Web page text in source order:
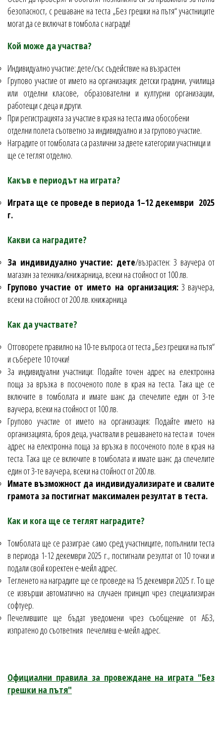
безопасност, с решаване на теста „Без грешки на пътя“ участниците
могат да се включат в томбола с награди!
Кой може да участва?
Индивидуално участие: дете/със съдействие на възрастен
Групово участие от името на организация: детски градини, училища
или отделни класове, образователни и културни организации,
работещи с деца и други.
При регистрацията за участие в края на теста има обособени
отделни полета съответно за индивидуално и за групово участие.
Наградите от томболата са различни за двете категории участници и
ще се теглят отделно.
Какъв е периодът на играта?
Играта ще се проведе в периода 1–12 декември 2025
г.
Какви са наградите?
За индивидуално участие: дете/възрастен: 3 ваучера от
магазин за техника/книжарница, всеки на стойност от 100 лв.
Групово участие от името на организация:3 ваучера,
всеки на стойност от 200 лв. книжарница
Как да участвате?
Отговорете правилно на 10-те въпроса от теста „Без грешки на пътя“
и съберете 10 точки!
За индивидуални участници: Подайте точен адрес на електронна
поща за връзка в посоченото поле в края на теста. Така ще се
включите в томболата и имате шанс да спечелите един от 3-те
ваучера, всеки на стойност от 100 лв.
Групово участие от името на организация: Подайте името на
организацията, броя деца, участвали в решаването на теста и точен
адрес на електронна поща за връзка в посоченото поле в края на
теста. Така ще се включите в томболата и имате шанс да спечелите
един от 3-те ваучера, всеки на стойност от 200 лв.
Имате възможност да индивидуализирате и свалите
грамота за постигнат максимален резултат в теста.
Как и кога ще се теглят наградите?
Томболата ще се разиграе само сред участниците, попълнили теста
в периода 1-12 декември 2025 г., постигнали резултат от 10 точки и
подали свой коректен е-мейл адрес.
Тегленето на наградите ще се проведе на 15 декември 2025 г. То ще
се извърши автоматично на случаен принцип чрез специализиран
софтуер.
Печелившите ще бъдат уведомени чрез съобщение от АБЗ,
изпратено до съответния печеливш e-мейл адрес.
Официални правила за провеждане на играта "Без
грешки на пътя"